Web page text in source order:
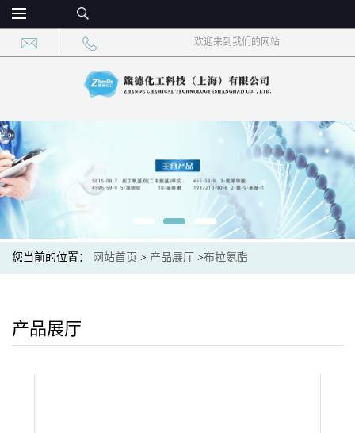
欢迎来到我们的网站
您当前的位置： 网站首页 > 产品展厅 >布拉氨酯
产品展厅